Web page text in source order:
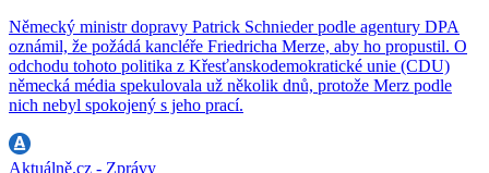
Německý ministr dopravy Patrick Schnieder podle agentury DPA
oznámil, že požádá kancléře Friedricha Merze, aby ho propustil. O
odchodu tohoto politika z Křesťanskodemokratické unie (CDU)
německá média spekulovala už několik dnů, protože Merz podle
nich nebyl spokojený s jeho prací.
Aktuálně.cz - Zprávy